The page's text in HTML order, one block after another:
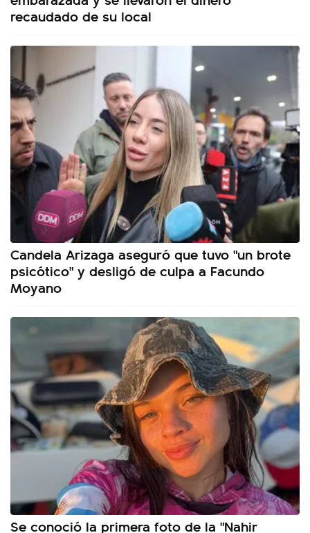
recaudado de su local
Candela Arizaga aseguró que tuvo "un brote
psicótico" y desligó de culpa a Facundo
Moyano
Se conoció la primera foto de la "Nahir